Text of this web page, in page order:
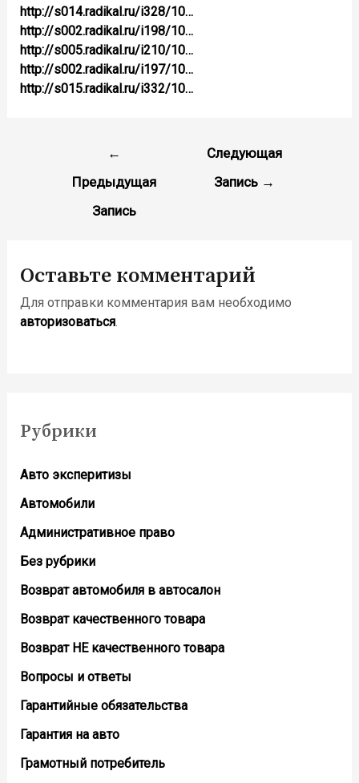
http://s014.radikal.ru/i328/10…
http://s002.radikal.ru/i198/10…
http://s005.radikal.ru/i210/10…
http://s002.radikal.ru/i197/10…
http://s015.radikal.ru/i332/10…
записям
←
Предыдущая
Запись
Следующая
Запись →
Оставьте комментарий
Для отправки комментария вам необходимо
авторизоваться.
Рубрики
Авто эксперитизы
Автомобили
Административное право
Без рубрики
Возврат автомобиля в автосалон
Возврат кaчественного товара
Возврат НЕ качественного товара
Вопросы и ответы
Гарантийные обязательства
Гарантия на авто
Грамотный потребитель